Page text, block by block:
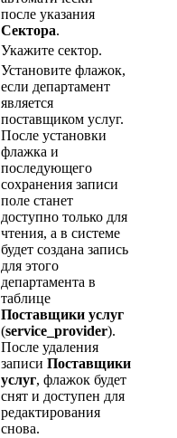
после указания
Сектора.
Укажите сектор.
Установите флажок,
если департамент
является
поставщиком услуг.
После установки
флажка и
последующего
сохранения записи
поле станет
доступно только для
чтения, а в системе
будет создана запись
для этого
департамента в
таблице
Поставщики услуг
(service_provider).
После удаления
записи Поставщики
услуг, флажок будет
снят и доступен для
редактирования
снова.